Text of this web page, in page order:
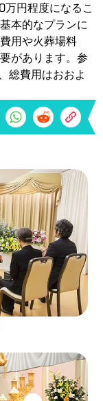
円程度になるこ
本的なプランに
用や火葬場料
があります。参
総費用はおおよ